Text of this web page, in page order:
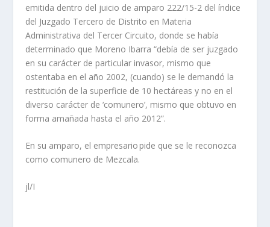
emitida dentro del juicio de amparo 222/15-2 del índice
del Juzgado Tercero de Distrito en Materia
Administrativa del Tercer Circuito, donde se había
determinado que Moreno Ibarra “debía de ser juzgado
en su carácter de particular invasor, mismo que
ostentaba en el año 2002, (cuando) se le demandó la
restitución de la superficie de 10 hectáreas y no en el
diverso carácter de ‘comunero’, mismo que obtuvo en
forma amañada hasta el año 2012”.
En su amparo, el empresario pide que se le reconozca
como comunero de Mezcala.
jl/I